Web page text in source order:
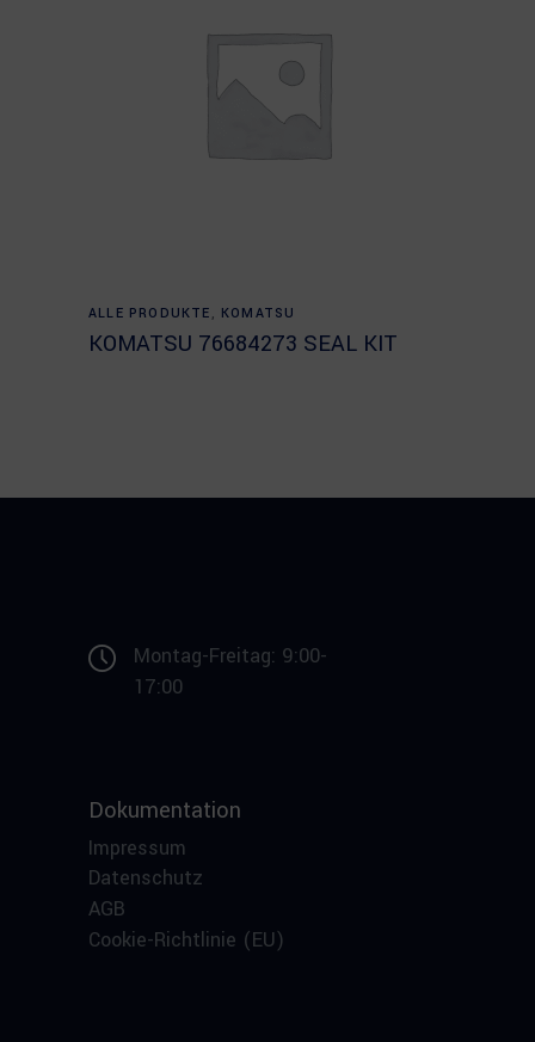
Read more
ALLE PRODUKTE , KOMATSU
KOMATSU 76684273 SEAL KIT
Montag-Freitag: 9:00-
17:00
Dokumentation
Impressum
Datenschutz
AGB
Cookie-Richtlinie (EU)